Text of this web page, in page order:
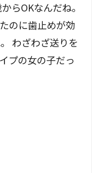
らOKなんだね。
のに歯止めが効
わざわざ送りを
プの女の子だっ